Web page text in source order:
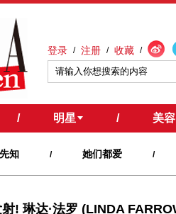
登录 / 注册 / 收藏 /
/ 明星 / 美容
知 / 她们都爱 /
琳达·法罗 (LINDA